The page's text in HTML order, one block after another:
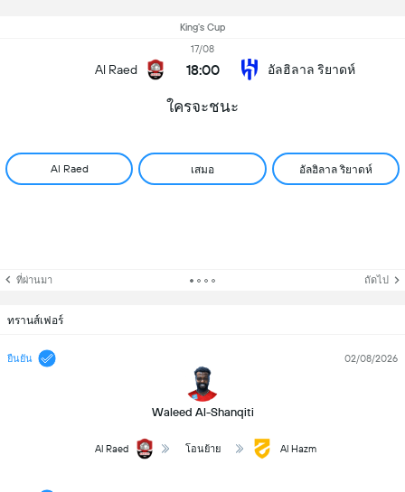
King's Cup
Al Raed
17/08
18:00 อัลฮิลาล ริยาดห์
ใครจะชนะ
Al Raed เสมอ อัลฮิลาล ริยาดห์
ที่ผ่านมา ถัดไป
ทรานส์เฟอร์
ยืนยัน
Waleed Al-Shanqiti
02/08/2026
Al Raed โอนย้าย Al Hazm